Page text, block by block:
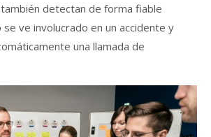
detectan de forma fiable
se ve involucrado en un accidente y
una llamada de